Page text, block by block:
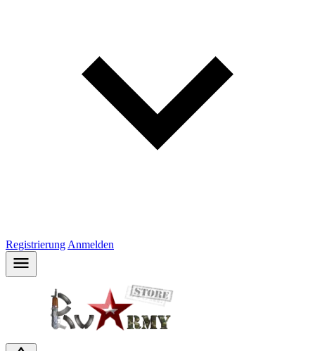
Registrierung Anmelden